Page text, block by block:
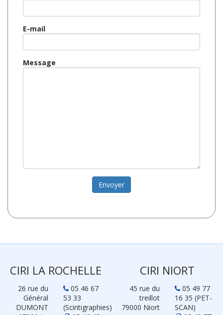
E-mail
Message
CIRI LA ROCHELLE
26 rue du
Général
DUMONT
05 46 67
53 33
(Scintigraphies)
CIRI NIORT
45 rue du
treillot
79000 Niort
05 49 77
16 35 (PET-
SCAN)